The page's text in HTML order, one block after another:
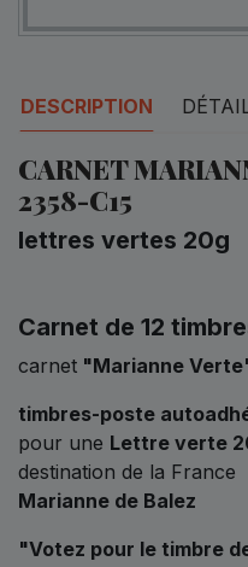
DESCRIPTION
CARNET
2358-C15
lettres vertes 20g
Carnet de 12
carnet "Marianne
timbres-poste
pour une Lettre verte
destination de la France
Marianne de Balez
"Votez pour le timbre